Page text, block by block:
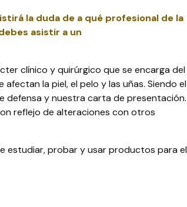
la duda de a qué profesional de la
asistir a un
clínico y quirúrgico que se encarga del
la piel, el pelo y las uñas. Siendo el
defensa y nuestra carta de presentación.
reflejo de alteraciones con otros
estudiar, probar y usar productos para el